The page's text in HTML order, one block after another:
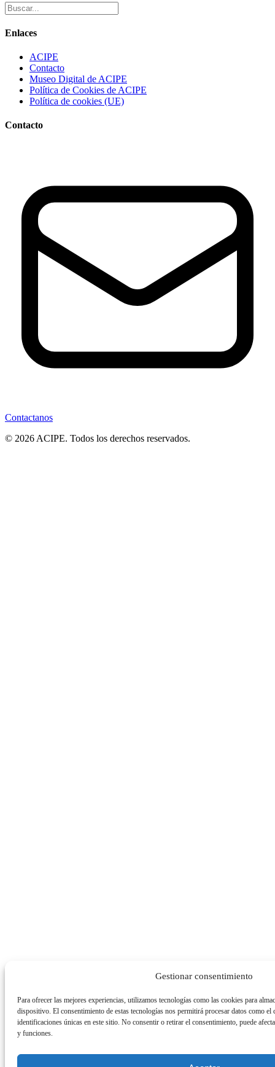
Gestionar consentimiento
Para ofrecer las mejores experiencias, utilizamos tecnologías como las cookies para
dispositivo. El consentimiento de estas tecnologías nos permitirá procesar datos como el
identificaciones únicas en este sitio. No consentir o retirar el consentimiento, puede
y funciones.
Enlaces
ACIPE
Contacto
Museo Digital de ACIPE
Política de Cookies de ACIPE
Política de cookies (UE)
Contacto
Contactanos
© 2026 ACIPE. Todos los derechos reservados.